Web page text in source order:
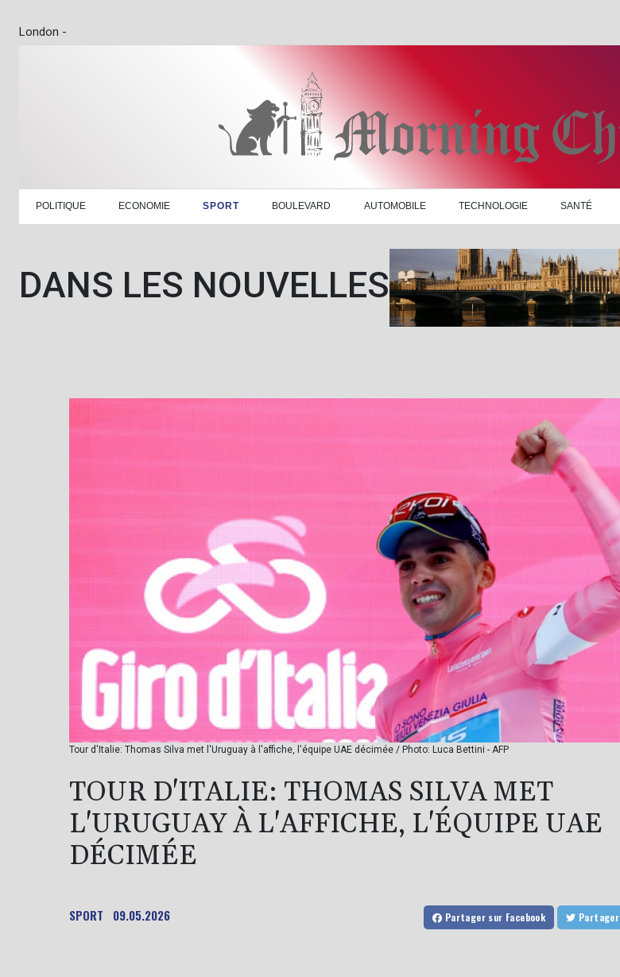
London -
POLITIQUE ECONOMIE SPORT BOULEVARD AUTOMOBILE TECHNOLOGIE SANTÉ
DANS LES NOUVELLES
Tour d'Italie: Thomas Silva met l'Uruguay à l'affiche, l'équipe UAE décimée / Photo: Luca Bettini - AFP
TOUR D'ITALIE: THOMAS SILVA MET
L'URUGUAY À L'AFFICHE, L'ÉQUIPE UAE
DÉCIMÉE
SPORT 09.05.2026 Partager sur Facebook Partager